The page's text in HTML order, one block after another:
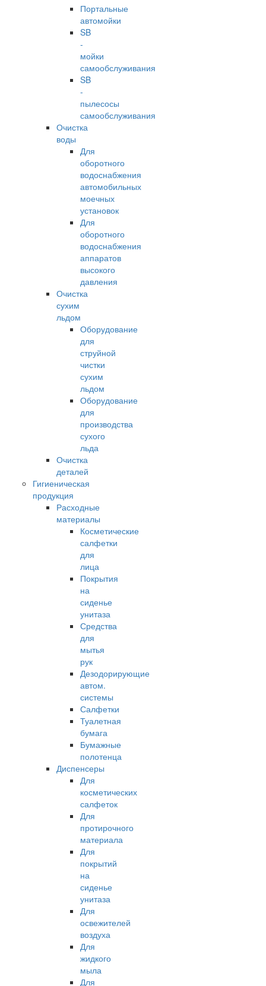
Портальные
автомойки
SB
-
мойки
самообслуживания
SB
-
пылесосы
самообслуживания
Очистка
воды
Для
оборотного
водоснабжения
автомобильных
моечных
установок
Для
оборотного
водоснабжения
аппаратов
высокого
давления
Очистка
сухим
льдом
Оборудование
для
струйной
чистки
сухим
льдом
Оборудование
для
производства
сухого
льда
Очистка
деталей
Гигиеническая
продукция
Расходные
материалы
Косметические
салфетки
для
лица
Покрытия
на
сиденье
унитаза
Средства
для
мытья
рук
Дезодорирующие
автом.
системы
Салфетки
Туалетная
бумага
Бумажные
полотенца
Диспенсеры
Для
косметических
салфеток
Для
протирочного
материала
Для
покрытий
на
сиденье
унитаза
Для
освежителей
воздуха
Для
жидкого
мыла
Для